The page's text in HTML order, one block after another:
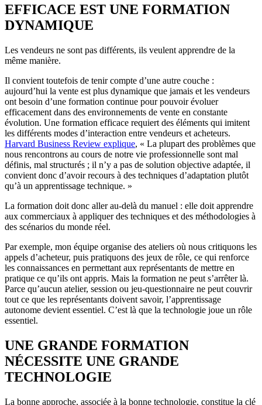
EFFICACE EST UNE FORMATION
DYNAMIQUE
Les vendeurs ne sont pas différents, ils veulent apprendre de la
même manière.
Il convient toutefois de tenir compte d’une autre couche :
aujourd’hui la vente est plus dynamique que jamais et les vendeurs
ont besoin d’une formation continue pour pouvoir évoluer
efficacement dans des environnements de vente en constante
évolution. Une formation efficace requiert des éléments qui imitent
les différents modes d’interaction entre vendeurs et acheteurs.
Harvard Business Review explique, « La plupart des problèmes que
nous rencontrons au cours de notre vie professionnelle sont mal
définis, mal structurés ; il n’y a pas de solution objective adaptée, il
convient donc d’avoir recours à des techniques d’adaptation plutôt
qu’à un apprentissage technique. »
La formation doit donc aller au-delà du manuel : elle doit apprendre
aux commerciaux à appliquer des techniques et des méthodologies à
des scénarios du monde réel.
Par exemple, mon équipe organise des ateliers où nous critiquons les
appels d’acheteur, puis pratiquons des jeux de rôle, ce qui renforce
les connaissances en permettant aux représentants de mettre en
pratique ce qu’ils ont appris. Mais la formation ne peut s’arrêter là.
Parce qu’aucun atelier, session ou jeu-questionnaire ne peut couvrir
tout ce que les représentants doivent savoir, l’apprentissage
autonome devient essentiel. C’est là que la technologie joue un rôle
essentiel.
UNE GRANDE FORMATION
NÉCESSITE UNE GRANDE
TECHNOLOGIE
La bonne approche, associée à la bonne technologie, constitue la clé